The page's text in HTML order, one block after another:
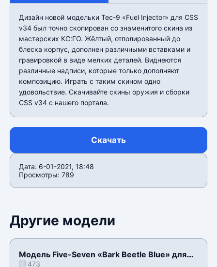
Дизайн новой модельки Tec-9 «Fuel Injector» для CSS
v34 был точно скопирован со знаменитого скина из
мастерских КС:ГО. Жёлтый, отполированный до
блеска корпус, дополнен различными вставками и
гравировкой в виде мелких деталей. Виднеются
различные надписи, которые только дополняют
композицию. Играть с таким скином одно
удовольствие. Скачивайте скины оружия и сборки
CSS v34 с нашего портала.
Скачать
Дата: 6-01-2021, 18:48
Просмотры: 789
Другие модели
Модель Five-Seven «Bark Beetle Blue» для
473